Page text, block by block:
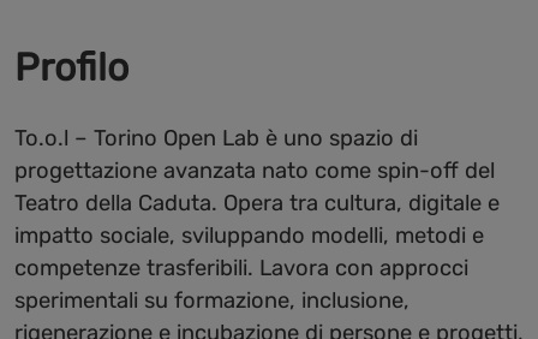
Profilo
To.o.l – Torino Open Lab è uno spazio di
progettazione avanzata nato come spin-off del
Teatro della Caduta. Opera tra cultura, digitale e
impatto sociale, sviluppando modelli, metodi e
competenze trasferibili. Lavora con approcci
sperimentali su formazione, inclusione,
rigenerazione e incubazione di persone e progetti,